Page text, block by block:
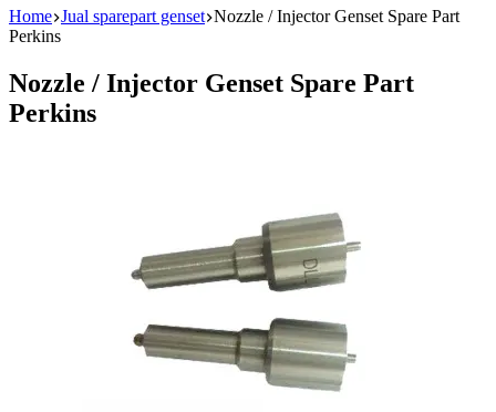
Home Jual sparepart genset Nozzle / Injector Genset Spare Part
Perkins
Nozzle / Injector Genset Spare Part
Perkins